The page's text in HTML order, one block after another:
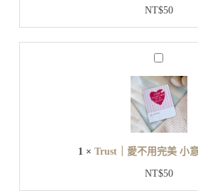
金
｜
自
小
意
思
金
卡
NT$50
T
u
s
t
｜
不
用
1 ×Trust｜愛不用完美 小
NT$50